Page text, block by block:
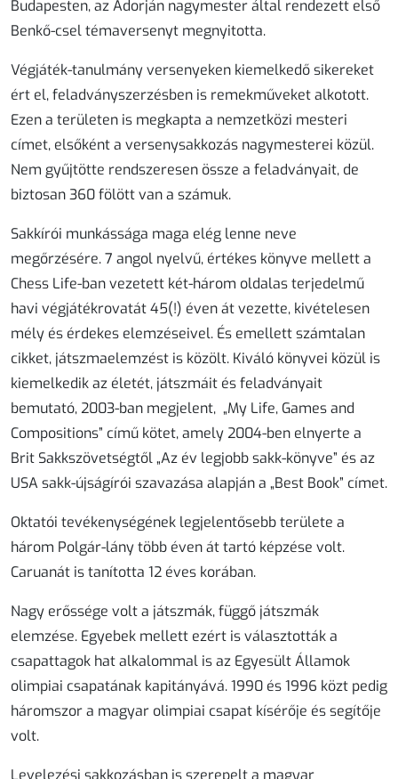
Budapesten, az Adorján nagymester által rendezett első
Benkő-csel témaversenyt megnyitotta.
Végjáték-tanulmány versenyeken kiemelkedő sikereket
ért el, feladványszerzésben is remekműveket alkotott.
Ezen a területen is megkapta a nemzetközi mesteri
címet, elsőként a versenysakkozás nagymesterei közül.
Nem gyűjtötte rendszeresen össze a feladványait, de
biztosan 360 fölött van a számuk.
Sakkírói munkássága maga elég lenne neve
megőrzésére. 7 angol nyelvű, értékes könyve mellett a
Chess Life-ban vezetett két-három oldalas terjedelmű
havi végjátékrovatát 45(!) éven át vezette, kivételesen
mély és érdekes elemzéseivel. És emellett számtalan
cikket, játszmaelemzést is közölt. Kiváló könyvei közül is
kiemelkedik az életét, játszmáit és feladványait
bemutató, 2003-ban megjelent, „My Life, Games and
Compositions” című kötet, amely 2004-ben elnyerte a
Brit Sakkszövetségtől „Az év legjobb sakk-könyve” és az
USA sakk-újságírói szavazása alapján a „Best Book” címet.
Oktatói tevékenységének legjelentősebb területe a
három Polgár-lány több éven át tartó képzése volt.
Caruanát is tanította 12 éves korában.
Nagy erőssége volt a játszmák, függő játszmák
elemzése. Egyebek mellett ezért is választották a
csapattagok hat alkalommal is az Egyesült Államok
olimpiai csapatának kapitányává. 1990 és 1996 közt pedig
háromszor a magyar olimpiai csapat kísérője és segítője
volt.